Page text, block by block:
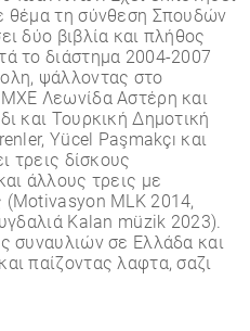
θέµα τη σύνθεση Σπουδών
δύο βιβλία και πλήθος
το διάστηµα 2004-2007
ψάλλοντας στο
Λεωνίδα Αστέρη και
και Τουρκική Δηµοτική
Yücel Paşmakçı και
τρεις δίσκους
άλλους τρεις µε
MLK 2014,
Kalan müzik 2023).
συναυλιών σε Ελλάδα και
παίζοντας λαφτα, σαζι